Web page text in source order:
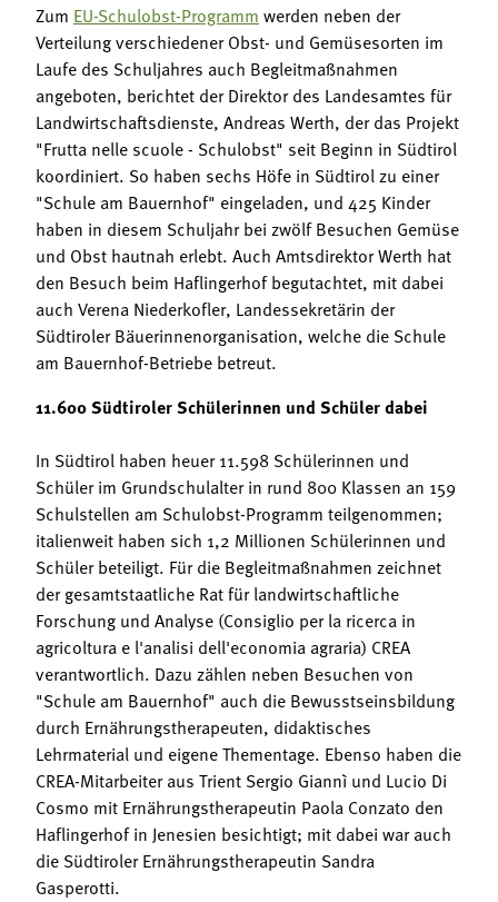
Zum EU-Schulobst-Programm werden neben der
Verteilung verschiedener Obst- und Gemüsesorten im
Laufe des Schuljahres auch Begleitmaßnahmen
angeboten, berichtet der Direktor des Landesamtes für
Landwirtschaftsdienste, Andreas Werth, der das Projekt
"Frutta nelle scuole - Schulobst" seit Beginn in Südtirol
koordiniert. So haben sechs Höfe in Südtirol zu einer
"Schule am Bauernhof" eingeladen, und 425 Kinder
haben in diesem Schuljahr bei zwölf Besuchen Gemüse
und Obst hautnah erlebt. Auch Amtsdirektor Werth hat
den Besuch beim Haflingerhof begutachtet, mit dabei
auch Verena Niederkofler, Landessekretärin der
Südtiroler Bäuerinnenorganisation, welche die Schule
am Bauernhof-Betriebe betreut.
11.600 Südtiroler Schülerinnen und Schüler dabei
In Südtirol haben heuer 11.598 Schülerinnen und
Schüler im Grundschulalter in rund 800 Klassen an 159
Schulstellen am Schulobst-Programm teilgenommen;
italienweit haben sich 1,2 Millionen Schülerinnen und
Schüler beteiligt. Für die Begleitmaßnahmen zeichnet
der gesamtstaatliche Rat für landwirtschaftliche
Forschung und Analyse (Consiglio per la ricerca in
agricoltura e l'analisi dell'economia agraria) CREA
verantwortlich. Dazu zählen neben Besuchen von
"Schule am Bauernhof" auch die Bewusstseinsbildung
durch Ernährungstherapeuten, didaktisches
Lehrmaterial und eigene Thementage. Ebenso haben die
CREA-Mitarbeiter aus Trient Sergio Giannì und Lucio Di
Cosmo mit Ernährungstherapeutin Paola Conzato den
Haflingerhof in Jenesien besichtigt; mit dabei war auch
die Südtiroler Ernährungstherapeutin Sandra
Gasperotti.